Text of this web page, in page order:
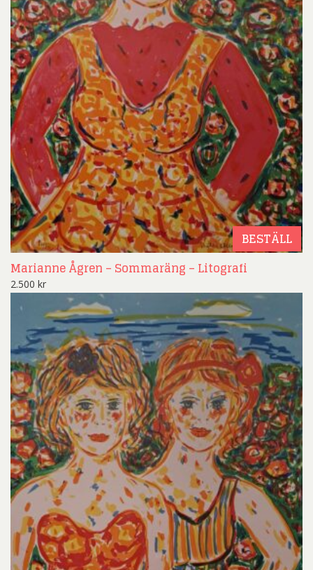
BESTÄLL
Marianne Ågren – Sommaräng – Litografi
2.500 kr